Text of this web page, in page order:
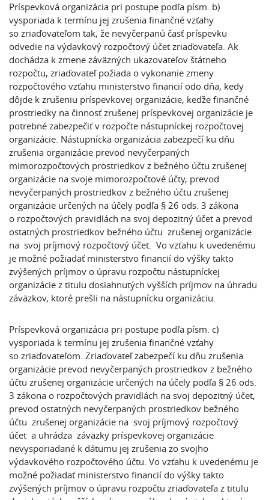
Príspevková organizácia pri postupe podľa písm. b)
vysporiada k termínu jej zrušenia finančné vzťahy
so zriaďovateľom tak, že nevyčerpanú časť príspevku
odvedie na výdavkový rozpočtový účet zriaďovateľa. Ak
dochádza k zmene záväzných ukazovateľov štátneho
rozpočtu, zriaďovateľ požiada o vykonanie zmeny
rozpočtového vzťahu ministerstvo financií odo dňa, kedy
dôjde k zrušeniu príspevkovej organizácie, keďže finančné
prostriedky na činnosť zrušenej príspevkovej organizácie je
potrebné zabezpečiť v rozpočte nástupníckej rozpočtovej
organizácie. Nástupnícka organizácia zabezpečí ku dňu
zrušenia organizácie prevod nevyčerpaných
mimorozpočtových prostriedkov z bežného účtu zrušenej
organizácie na svoje mimorozpočtové účty, prevod
nevyčerpaných prostriedkov z bežného účtu zrušenej
organizácie určených na účely podľa § 26 ods. 3 zákona
o rozpočtových pravidlách na svoj depozitný účet a prevod
ostatných prostriedkov bežného účtu zrušenej organizácie
na svoj príjmový rozpočtový účet. Vo vzťahu k uvedenému
je možné požiadať ministerstvo financií do výšky takto
zvýšených príjmov o úpravu rozpočtu nástupníckej
organizácie z titulu dosiahnutých vyšších príjmov na úhradu
záväzkov, ktoré prešli na nástupnícku organizáciu.
Príspevková organizácia pri postupe podľa písm. c)
vysporiada k termínu jej zrušenia finančné vzťahy
so zriaďovateľom. Zriaďovateľ zabezpečí ku dňu zrušenia
organizácie prevod nevyčerpaných prostriedkov z bežného
účtu zrušenej organizácie určených na účely podľa § 26 ods.
3 zákona o rozpočtových pravidlách na svoj depozitný účet,
prevod ostatných nevyčerpaných prostriedkov bežného
účtu zrušenej organizácie na svoj príjmový rozpočtový
účet a uhrádza záväzky príspevkovej organizácie
nevysporiadané k dátumu jej zrušenia zo svojho
výdavkového rozpočtového účtu. Vo vzťahu k uvedenému je
možné požiadať ministerstvo financií do výšky takto
zvýšených príjmov o úpravu rozpočtu zriaďovateľa z titulu